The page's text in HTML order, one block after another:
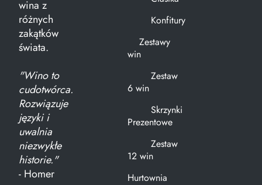
wina z
różnych
zakątków
świata.
"Wino to
cudotwórca.
Rozwiązuje
języki i
uwalnia
niezwykłe
historie."
- Homer
Konfitury
Zestawy
win
Zestaw
6 win
Skrzynki
Prezentowe
Zestaw
12 win
Hurtownia